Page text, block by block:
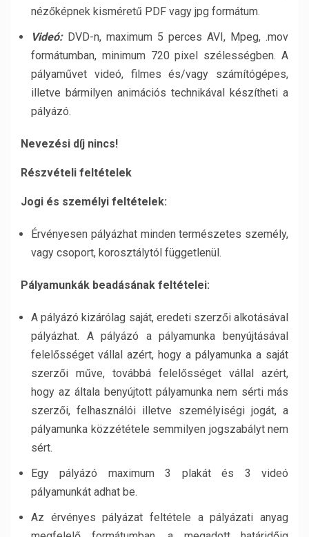
nézőképnek kisméretű PDF vagy jpg formátum.
Videó: DVD-n, maximum 5 perces AVI, Mpeg, .mov
formátumban, minimum 720 pixel szélességben. A
pályaművet videó, filmes és/vagy számítógépes,
illetve bármilyen animációs technikával készítheti a
pályázó.
Nevezési díj nincs!
Részvételi feltételek
Jogi és személyi feltételek:
Érvényesen pályázhat minden természetes személy,
vagy csoport, korosztálytól függetlenül.
Pályamunkák beadásának feltételei:
A pályázó kizárólag saját, eredeti szerzői alkotásával
pályázhat. A pályázó a pályamunka benyújtásával
felelősséget vállal azért, hogy a pályamunka a saját
szerzői műve, továbbá felelősséget vállal azért,
hogy az általa benyújtott pályamunka nem sérti más
szerzői, felhasználói illetve személyiségi jogát, a
pályamunka közzététele semmilyen jogszabályt nem
sért.
Egy pályázó maximum 3 plakát és 3 videó
pályamunkát adhat be.
Az érvényes pályázat feltétele a pályázati anyag